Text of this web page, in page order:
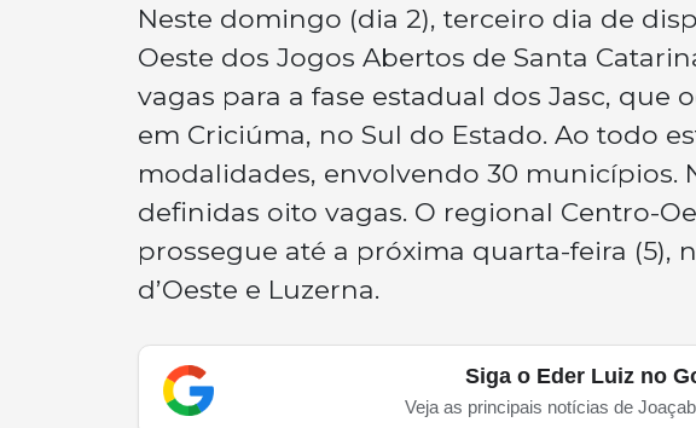
Neste domingo (dia 2), terceiro dia de
Oeste dos Jogos Abertos de Santa
vagas para a fase estadual dos Jasc, que
em Criciúma, no Sul do Estado. Ao todo
modalidades, envolvendo 30 municípios.
definidas oito vagas. O regional Centro-
prossegue até a próxima quarta-feira (5),
d’Oeste e Luzerna.
Siga o Eder Luiz no
Veja as principais notícias de